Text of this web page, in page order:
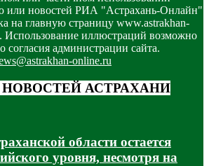
или новостей РИА "Астрахань-Онлайн"
на главную страницу www.astrakhan-
Использование иллюстраций возможно
согласия администрации сайта.
online.ru
АСТРАХАНИ
области остается
уровня, несмотря на